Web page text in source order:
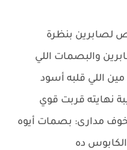
لصابرين بنظرة
والبصمات اللي
اللي قلبه أسود
نهايته قربت قوي
مدارى: بصمات أيوه
ده